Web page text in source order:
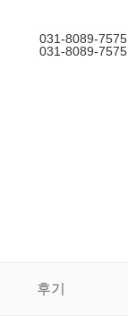
031-8089-7575
031-8089-7575
후기